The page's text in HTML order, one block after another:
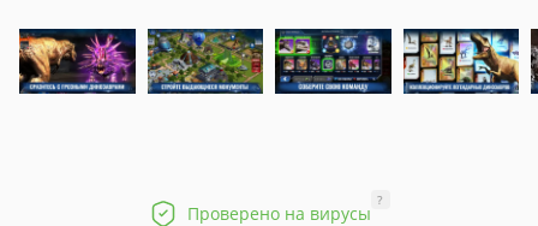
Проверено на вирусы
?